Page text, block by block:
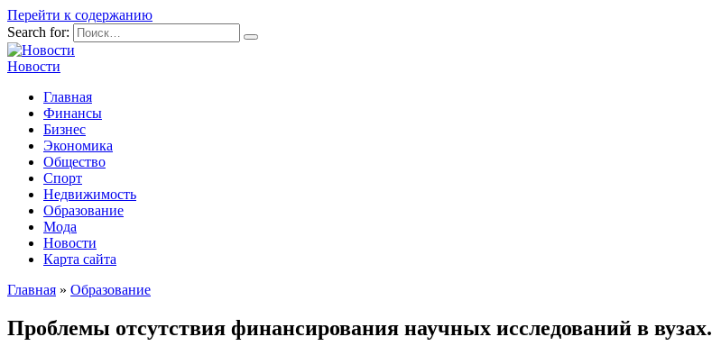
Перейти к содержанию
Search for:
Новости
Главная
Финансы
Бизнес
Экономика
Общество
Спорт
Недвижимость
Образование
Мода
Новости
Карта сайта
Главная » Образование
Проблемы отсутствия финансирования научных исследований в вузах.